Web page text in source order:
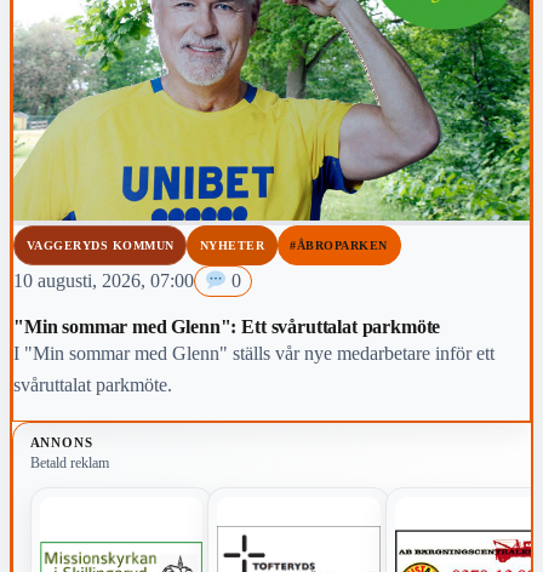
VAGGERYDS KOMMUN NYHETER #ÅBROPARKEN
10 augusti, 2026, 07:00 0
"Min sommar med Glenn": Ett svåruttalat parkmöte
I "Min sommar med Glenn" ställs vår nye medarbetare inför ett
svåruttalat parkmöte.
ANNONS
Betald reklam